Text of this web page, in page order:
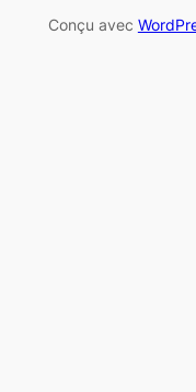
Conçu avec